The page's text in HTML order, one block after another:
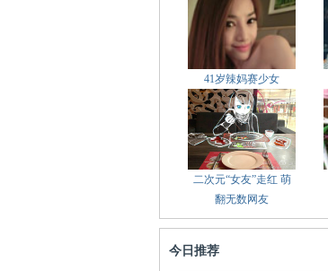
41岁辣妈赛少女
二次元“女友”走红 萌
翻无数网友
今日推荐